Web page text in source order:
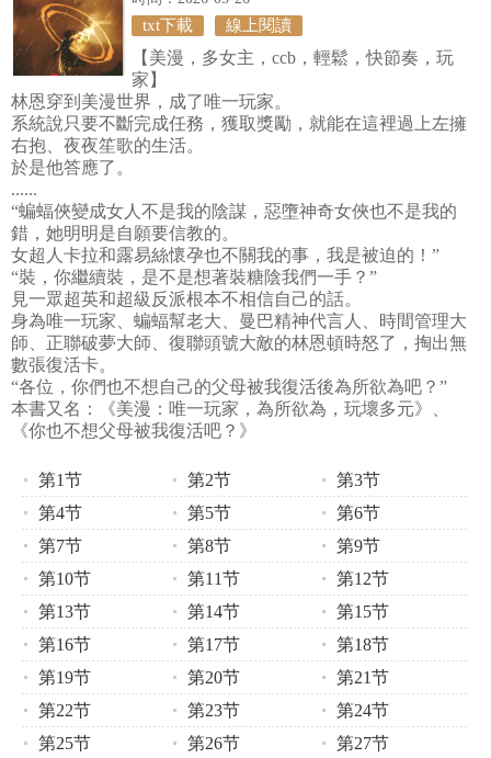
txt下載 線上閱讀
【美漫，多女主，ccb，輕鬆，快節奏，玩
家】
林恩穿到美漫世界，成了唯一玩家。
系統說只要不斷完成任務，獲取獎勵，就能在這裡過上左擁
右抱、夜夜笙歌的生活。
於是他答應了。
......
“蝙蝠俠變成女人不是我的陰謀，惡墮神奇女俠也不是我的
錯，她明明是自願要信教的。
女超人卡拉和露易絲懷孕也不關我的事，我是被迫的！”
“裝，你繼續裝，是不是想著裝糖陰我們一手？”
見一眾超英和超級反派根本不相信自己的話。
身為唯一玩家、蝙蝠幫老大、曼巴精神代言人、時間管理大
師、正聯破夢大師、復聯頭號大敵的林恩頓時怒了，掏出無
數張復活卡。
“各位，你們也不想自己的父母被我復活後為所欲為吧？”
本書又名：《美漫：唯一玩家，為所欲為，玩壞多元》、
《你也不想父母被我復活吧？》
第1节 第2节
第3节
第4节
第5节
第6节
第7节
第8节
第9节
第10节
第11节
第12节
第13节
第14节
第15节
第16节
第17节
第18节
第19节
第20节
第21节
第22节
第23节
第24节
第25节
第26节
第27节